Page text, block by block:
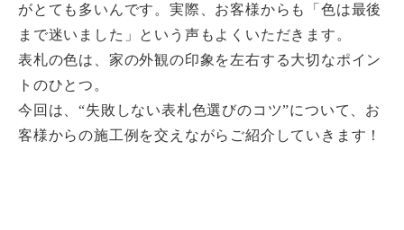
がとても多いんです。実際、お客様からも「色は最後
まで迷いました」という声もよくいただきます。
表札の色は、家の外観の印象を左右する大切なポイン
トのひとつ。
今回は、“失敗しない表札色選びのコツ”について、お
客様からの施工例を交えながらご紹介していきます！